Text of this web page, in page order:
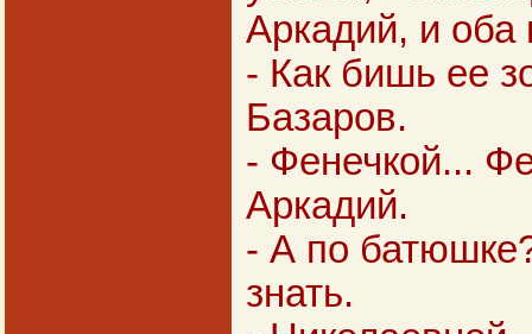
Аркадий, и оба
- Как бишь ее
Базаров.
- Фенечкой...
Аркадий.
- А по
знать.